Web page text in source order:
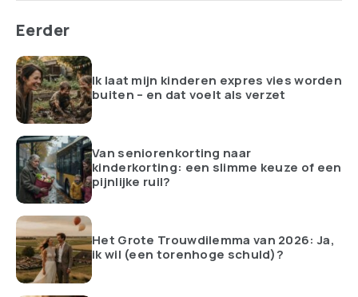
Eerder
Ik laat mijn kinderen expres vies worden
buiten – en dat voelt als verzet
Van seniorenkorting naar
kinderkorting: een slimme keuze of een
pijnlijke ruil?
Het Grote Trouwdilemma van 2026: Ja,
ik wil (een torenhoge schuld)?